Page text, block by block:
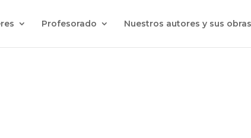
Profesorado Nuestros autores y sus obras